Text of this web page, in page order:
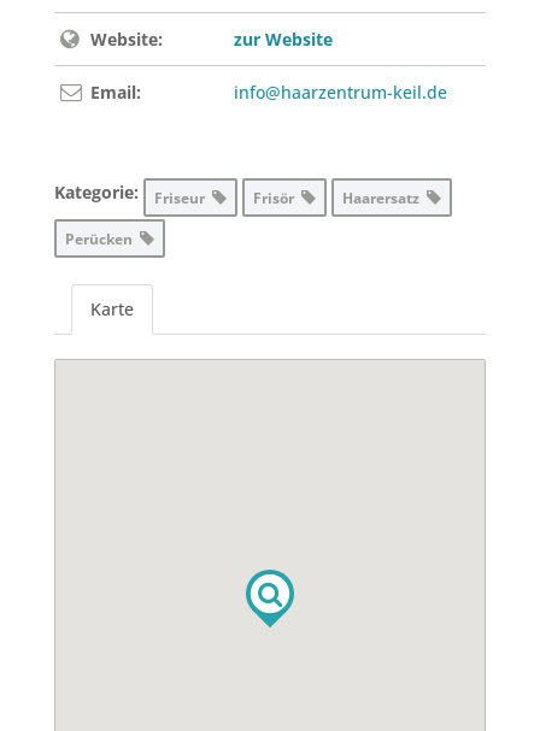
Website: zur Website
Email: info@haarzentrum-keil.de
Kategorie: Friseur Frisör
Haarersatz
Perücken
Karte